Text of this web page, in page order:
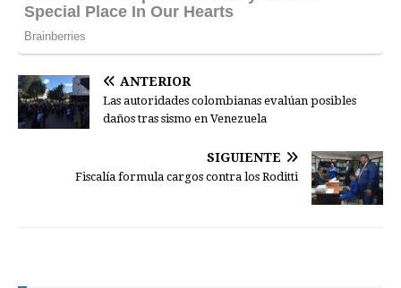
ANTERIOR
Las autoridades colombianas evalúan posibles
daños tras sismo en Venezuela
SIGUIENTE
Fiscalía formula cargos contra los Roditti